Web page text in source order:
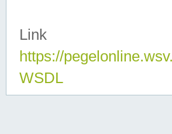
Link
https://
WSDL